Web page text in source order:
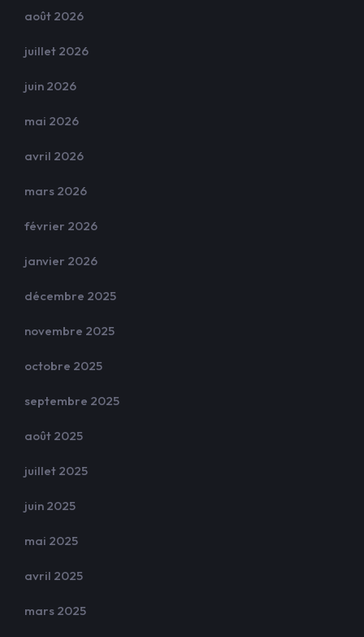
août 2026
juillet 2026
juin 2026
mai 2026
avril 2026
mars 2026
février 2026
janvier 2026
décembre 2025
novembre 2025
octobre 2025
septembre 2025
août 2025
juillet 2025
juin 2025
mai 2025
avril 2025
mars 2025